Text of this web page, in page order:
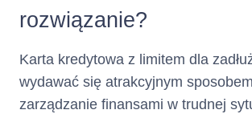
(i)
za
rozwiązanie?
Karta kredytowa z limitem dla
wydawać się atrakcyjnym
zarządzanie finansami w trudnej